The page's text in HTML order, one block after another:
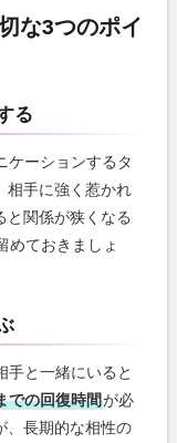
な3つのポイ
る
ケーションするタ
相手に強く惹かれ
と関係が狭くなる
めておきましょ
手と一緒にいると
での回復時間が必
、長期的な相性の